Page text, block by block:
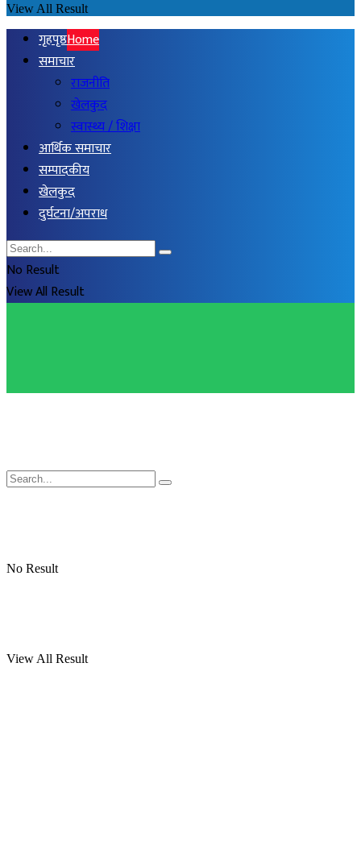
View All Result
गृहपृष्ठHome
समाचार
राजनीति
खेलकुद
स्वास्थ्य / शिक्षा
आर्थिक समाचार
सम्पादकीय
खेलकुद
दुर्घटना/अपराध
No Result
View All Result
No Result
View All Result